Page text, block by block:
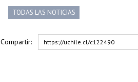
TODAS LAS NOTICIAS
Compartir: https://uchile.cl/c122490